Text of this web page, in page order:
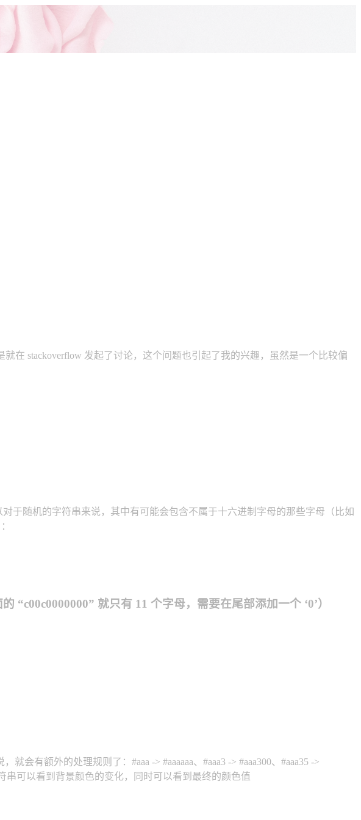
在 stackoverflow 发起了讨论，这个问题也引起了我的兴趣，虽然是一个比较偏
于随机的字符串来说，其中有可能会包含不属于十六进制字母的那些字母（比如
就只有 11 个字母，需要在尾部添加一个 ‘0’）
有额外的处理规则了：#aaa -> #aaaaaa、#aaa3 -> #aaa300、#aaa35 ->
串可以看到背景颜色的变化，同时可以看到最终的颜色值